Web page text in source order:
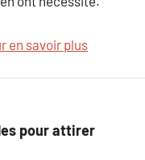
en savoir plus
pour attirer